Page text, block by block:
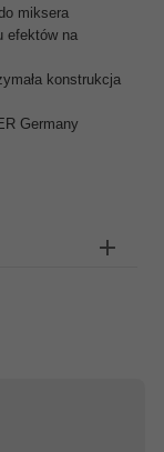
miksera
efektów na
konstrukcja
Germany